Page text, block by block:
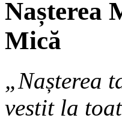
Nașterea
Mică
„Nașterea
vestit la